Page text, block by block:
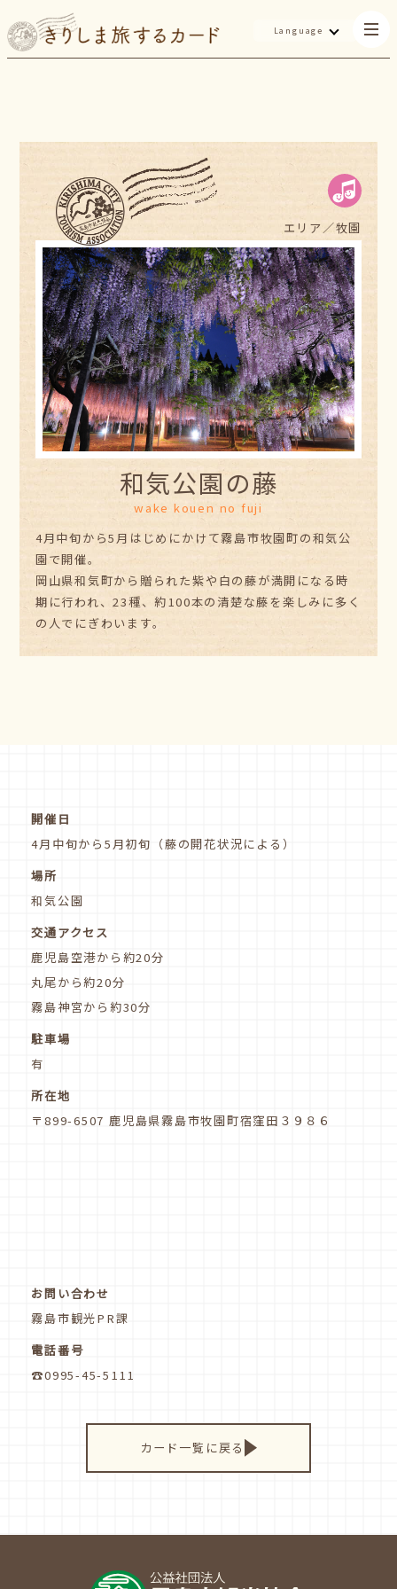
Language
エリア／牧園
和気公園の藤
wake kouen no fuji
4月中旬から5月はじめにかけて霧島市牧園町の和気公
園で開催。
岡山県和気町から贈られた紫や白の藤が満開になる時
期に行われ、23種、約100本の清楚な藤を楽しみに多く
の人でにぎわいます。
開催日
4月中旬から5月初旬（藤の開花状況による）
場所
和気公園
交通アクセス
鹿児島空港から約20分
丸尾から約20分
霧島神宮から約30分
駐車場
有
所在地
〒899-6507 鹿児島県霧島市牧園町宿窪田３９８６
お問い合わせ
霧島市観光PR課
電話番号
☎0995-45-5111
カード一覧に戻る